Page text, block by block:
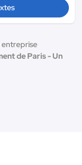
de Paris - Un